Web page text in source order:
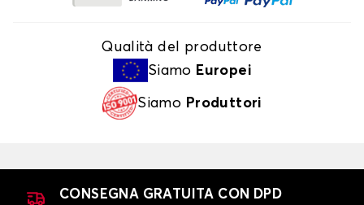
Qualità del produttore
Siamo Europei
Siamo Produttori
CONSEGNA GRATUITA CON DPD